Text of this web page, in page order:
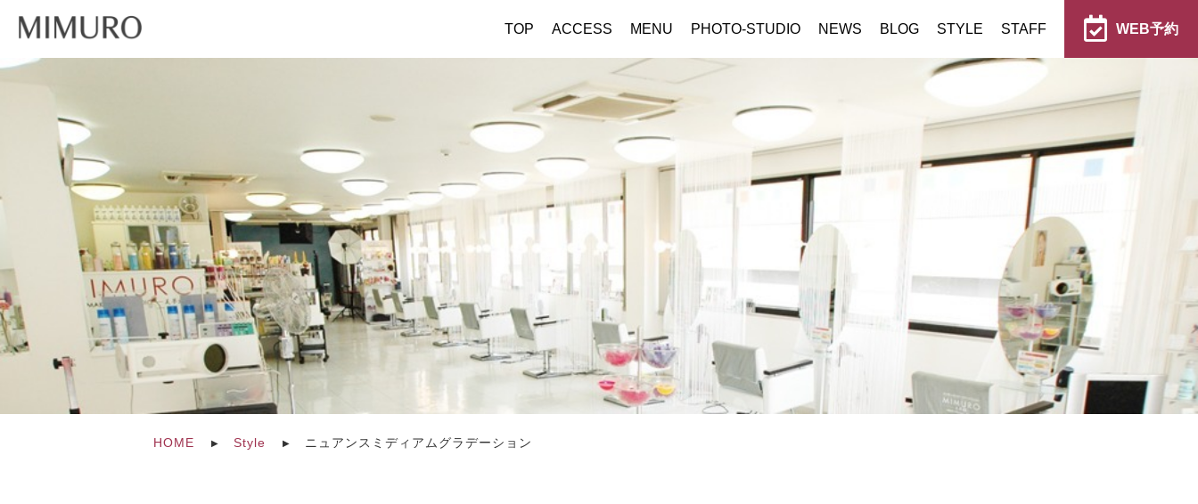
TOP ACCESS MENU PHOTO-STUDIO NEWS BLOG STYLE STAFF WEB予約
HOME Style ニュアンスミディアムグラデーション